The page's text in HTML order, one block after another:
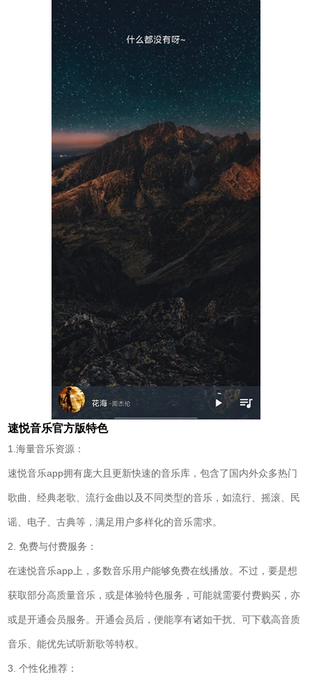
速悦音乐官方版特色
1.海量音乐资源：
速悦音乐app拥有庞大且更新快速的音乐库，包含了国内外众多热门
歌曲、经典老歌、流行金曲以及不同类型的音乐，如流行、摇滚、民
谣、电子、古典等，满足用户多样化的音乐需求。
2. 免费与付费服务：
在速悦音乐app上，多数音乐用户能够免费在线播放。不过，要是想
获取部分高质量音乐，或是体验特色服务，可能就需要付费购买，亦
或是开通会员服务。开通会员后，便能享有诸如干扰、可下载高音质
音乐、能优先试听新歌等特权。
3. 个性化推荐：